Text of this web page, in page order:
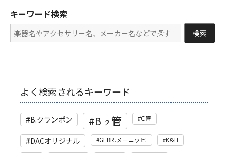
キーワード検索
検索
よく検索されるキーワード
B.クランポン B♭管 C管
DACオリジナル GEBR.メーニッヒ K&H